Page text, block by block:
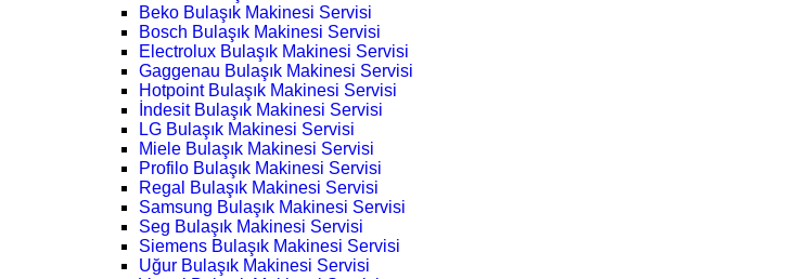
Beko Bulaşık Makinesi Servisi
Bosch Bulaşık Makinesi Servisi
Electrolux Bulaşık Makinesi Servisi
Gaggenau Bulaşık Makinesi Servisi
Hotpoint Bulaşık Makinesi Servisi
İndesit Bulaşık Makinesi Servisi
LG Bulaşık Makinesi Servisi
Miele Bulaşık Makinesi Servisi
Profilo Bulaşık Makinesi Servisi
Regal Bulaşık Makinesi Servisi
Samsung Bulaşık Makinesi Servisi
Seg Bulaşık Makinesi Servisi
Siemens Bulaşık Makinesi Servisi
Uğur Bulaşık Makinesi Servisi